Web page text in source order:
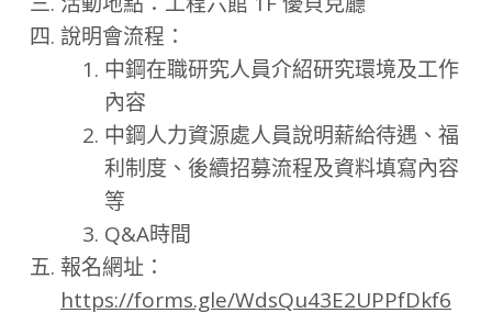
說明會流程：
中鋼在職研究人員介紹研究環境及工作
內容
中鋼人力資源處人員說明薪給待遇、福
利制度、後續招募流程及資料填寫內容
等
Q&A時間
報名網址：
https://forms.gle/WdsQu43E2UPPfDkf6